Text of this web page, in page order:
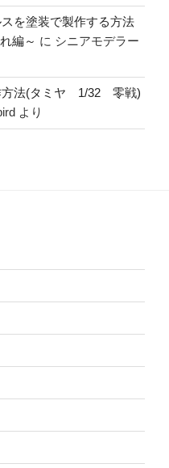
を塗装で製作する方法
編～ に シニアモデラー
方法(タミヤ 1/32 零戦)
より